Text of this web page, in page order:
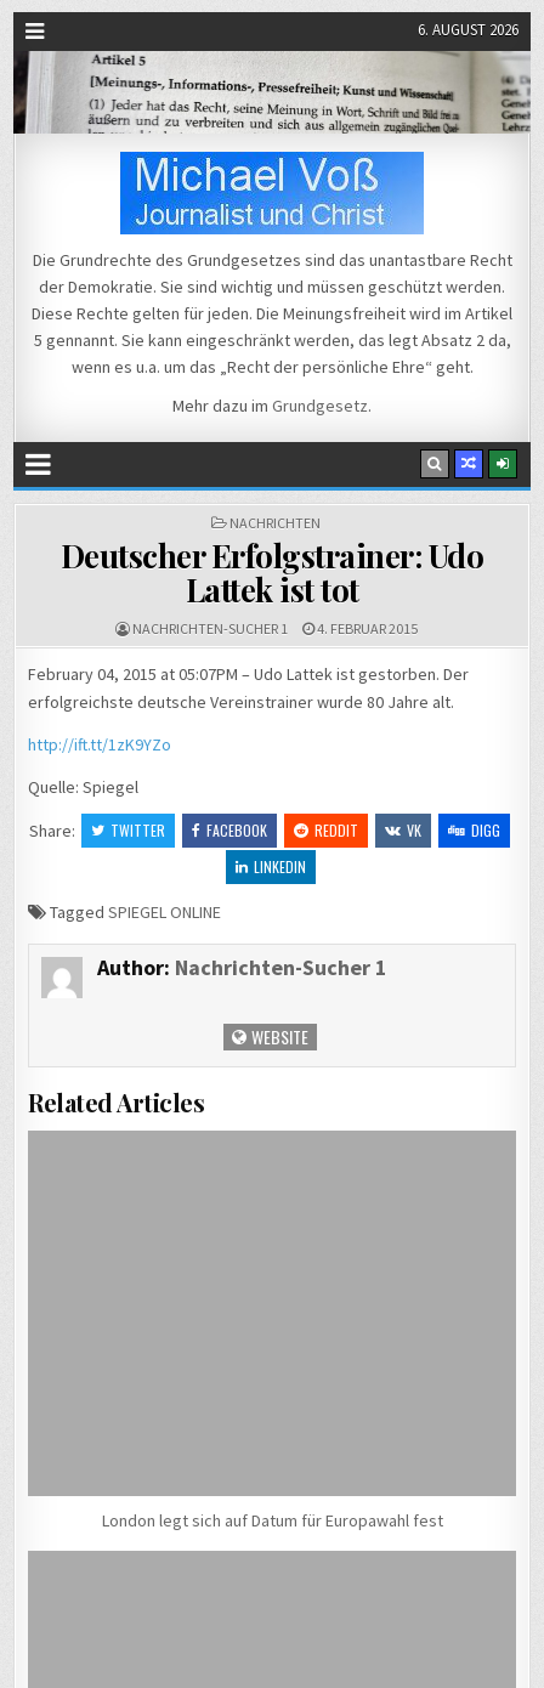
6. AUGUST 2026
Michael Voß
Die Grundrechte des Grundgesetzes sind das unantastbare Recht
der Demokratie. Sie sind wichtig und müssen geschützt werden.
Diese Rechte gelten für jeden. Die Meinungsfreiheit wird im Artikel
5 gennannt. Sie kann eingeschränkt werden, das legt Absatz 2 da,
wenn es u.a. um das „Recht der persönliche Ehre“ geht.
Mehr dazu im Grundgesetz.
POSTED
NACHRICHTEN
Deutscher Erfolgstrainer: Udo
Lattek ist tot
NACHRICHTEN-SUCHER 1 4. FEBRUAR 2015
February 04, 2015 at 05:07PM – Udo Lattek ist gestorben. Der
erfolgreichste deutsche Vereinstrainer wurde 80 Jahre alt.
http://ift.tt/1zK9YZo
Quelle: Spiegel
Share:
TWITTER FACEBOOK REDDIT VK
DIGG
LINKEDIN
TaggedSPIEGEL ONLINE
Author: Nachrichten-Sucher 1
WEBSITE
Related Articles
London legt sich auf Datum für Europawahl fest